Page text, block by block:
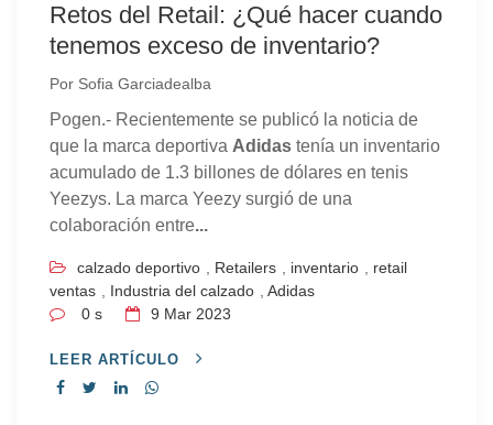
Retos del Retail: ¿Qué hacer cuando
tenemos exceso de inventario?
Por Sofia Garciadealba
Pogen.- Recientemente se publicó la noticia de
que la marca deportiva Adidas tenía un inventario
acumulado de 1.3 billones de dólares en tenis
Yeezys. La marca Yeezy surgió de una
colaboración entre...
calzado deportivo Retailers inventario
retail
ventas
Industria del calzado
Adidas
0 s
9 Mar 2023
LEER ARTÍCULO